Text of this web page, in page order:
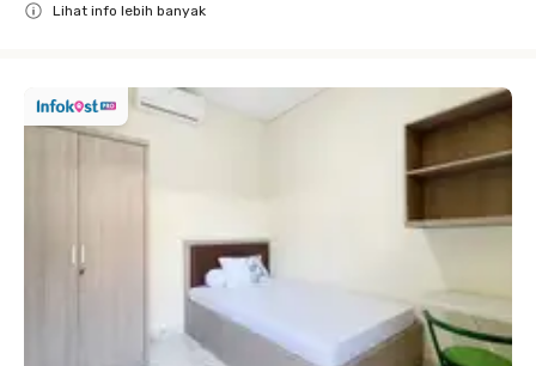
Lihat info lebih banyak